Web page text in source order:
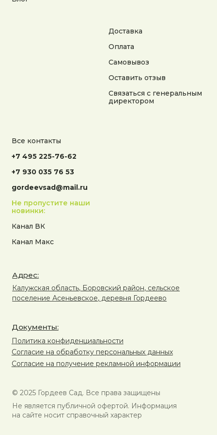
Доставка
Оплата
Самовывоз
Оставить отзыв
Связаться с генеральным
директором
Все контакты
+7 495 225-76-62
+7 930 035 76 53
gordeevsad@mail.ru
Не пропустите наши
новинки:
Канал ВК
Канал Макс